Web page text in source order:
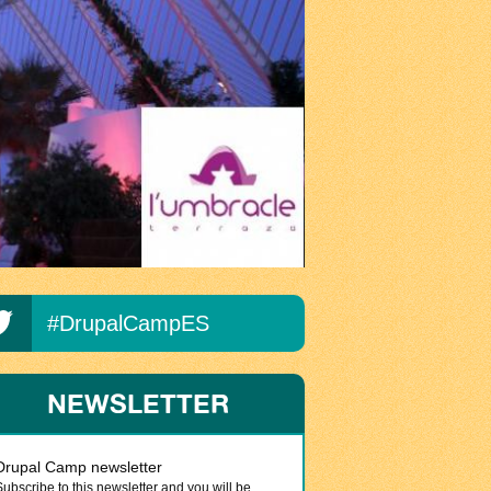
#DrupalCampES
NEWSLETTER
Camp newsletter
to this newsletter and you will be